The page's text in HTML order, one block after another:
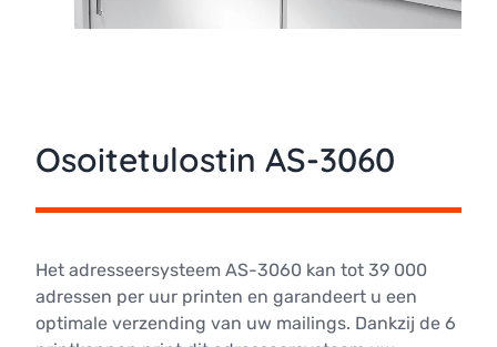
Osoitetulostin AS-3060
Het adresseersysteem AS-3060 kan tot 39 000
adressen per uur printen en garandeert u een
optimale verzending van uw mailings. Dankzij de 6